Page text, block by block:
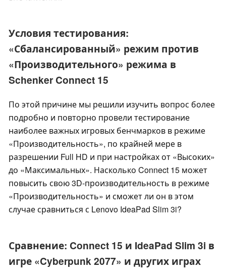
Условия тестирования:
«Сбалансированный» режим против
«Производительного» режима в
Schenker Connect 15
По этой причине мы решили изучить вопрос более
подробно и повторно провели тестирование
наиболее важных игровых бенчмарков в режиме
«Производительность», по крайней мере в
разрешении Full HD и при настройках от «Высоких»
до «Максимальных». Насколько Connect 15 может
повысить свою 3D-производительность в режиме
«Производительность» и сможет ли он в этом
случае сравниться с Lenovo IdeaPad Slim 3i?
Сравнение: Connect 15 и IdeaPad Slim 3i в
игре «Cyberpunk 2077» и других играх